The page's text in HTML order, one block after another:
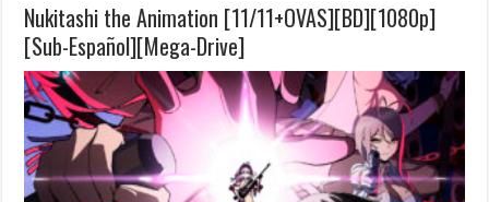
Nukitashi the Animation [11/11+OVAS][BD][1080p]
[Sub-Español][Mega-Drive]